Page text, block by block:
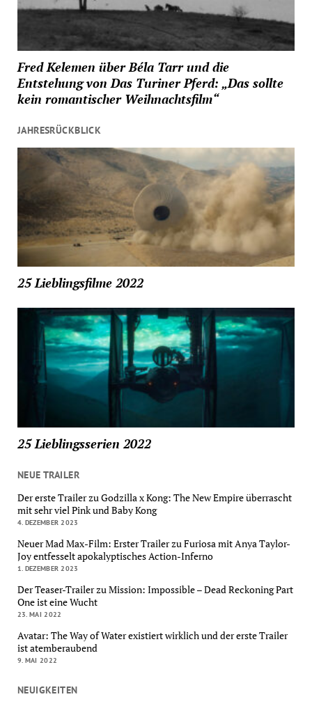
Fred Kelemen über Béla Tarr und die
Entstehung von Das Turiner Pferd: „Das sollte
kein romantischer Weihnachtsfilm“
JAHRESRÜCKBLICK
25 Lieblingsfilme 2022
25 Lieblingsserien 2022
NEUE TRAILER
Der erste Trailer zu Godzilla x Kong: The New Empire überrascht
mit sehr viel Pink und Baby Kong
4. DEZEMBER 2023
Neuer Mad Max-Film: Erster Trailer zu Furiosa mit Anya Taylor-
Joy entfesselt apokalyptisches Action-Inferno
1. DEZEMBER 2023
Der Teaser-Trailer zu Mission: Impossible – Dead Reckoning Part
One ist eine Wucht
23. MAI 2022
Avatar: The Way of Water existiert wirklich und der erste Trailer
ist atemberaubend
9. MAI 2022
NEUIGKEITEN